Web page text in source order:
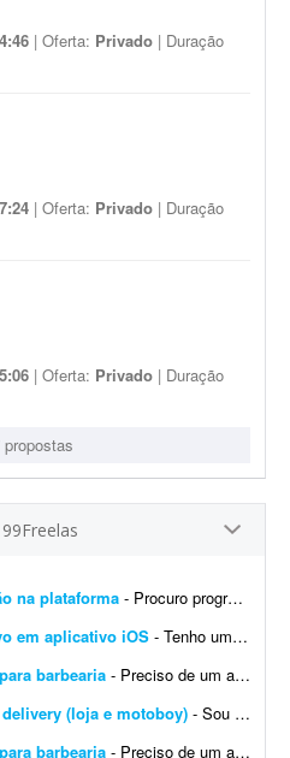
| Oferta: Privado | Duração
| Oferta: Privado | Duração
| Oferta: Privado | Duração
propostas
na plataforma - Procuro programador com experiência comprovada na plataforma GPSWOX. O trabalho consiste em realizar manutenção, correções, personalizações e atualiz...
em aplicativo iOS - Tenho um website responsivo e preciso transformá-lo em um aplicativo para iPhone, para poder publicá-lo na App Store.
barbearia - Preciso de um aplicativo para gerenciar e agendar horários na minha barbearia. Já tenho um site, mas desejo um aplicativo específico para agendamentos.
(loja e motoboy) - Sou subgerente de pizzaria há mais de 6 anos, conheço todos os detalhes e problemas reais do serviço. Preciso criar um sistema prático com interface simples, letras gran...
barbearia - Preciso de um aplicativo para agendamento da minha barbearia. Já tenho um site, mas preciso mesmo de um aplicativo.